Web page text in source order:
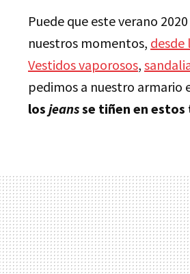
Puede que este verano
nuestros momentos, desde
Vestidos vaporosos,
pedimos a nuestro armario
los jeansse tiñen en estos